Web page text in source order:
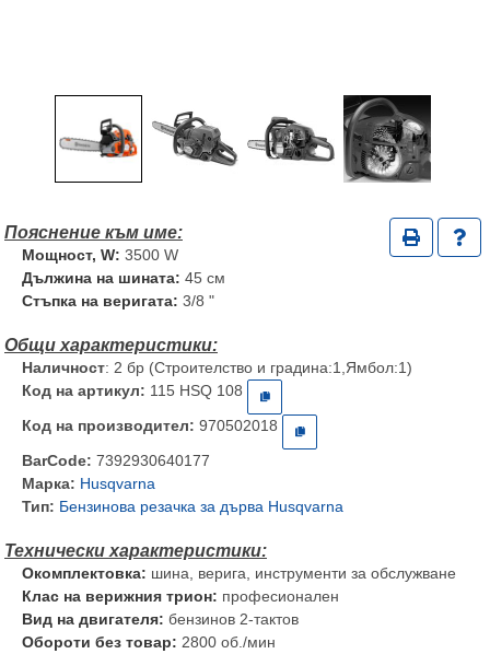
Мощност, W: 3500 W
Дължина на шината: 45 см
Стъпка на веригата: 3/8 "
Наличност: 2 бр (Строителство и градина:1,Ямбол:1)
Код на артикул: 115 HSQ 108
Код на производител: 970502018
BarCode: 7392930640177
Марка: Husqvarna
Тип: Бензинова резачка за дърва Husqvarna
Окомплектовка: шина, верига, инструменти за обслужване
Клас на верижния трион: професионален
Вид на двигателя: бензинов 2-тактов
Обороти без товар: 2800 об./мин